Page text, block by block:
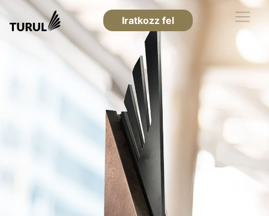
Iratkozz fel